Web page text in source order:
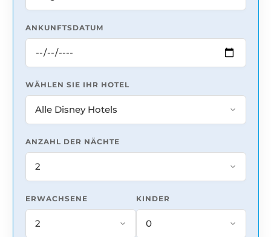
ANKUNFTSDATUM
WÄHLEN SIE IHR HOTEL
ANZAHL DER NÄCHTE
ERWACHSENE KINDER